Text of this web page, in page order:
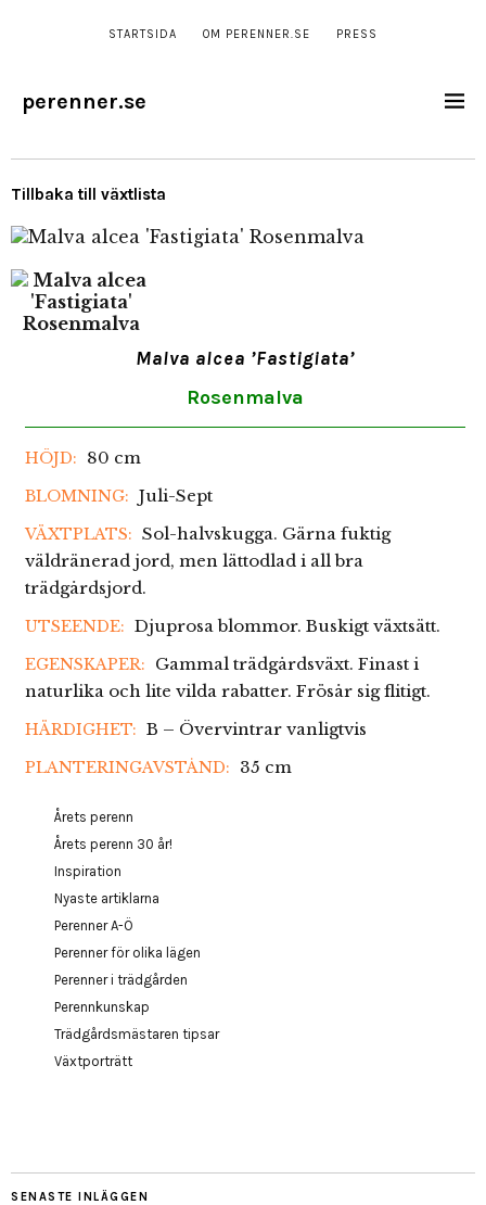
STARTSIDA OM PERENNER.SE PRESS
perenner.se
Tillbaka till växtlista
Malva alcea ’Fastigiata’
Rosenmalva
HÖJD: 80 cm
BLOMNING: Juli-Sept
VÄXTPLATS: Sol-halvskugga. Gärna fuktig
väldränerad jord, men lättodlad i all bra
trädgårdsjord.
UTSEENDE: Djuprosa blommor. Buskigt växtsätt.
EGENSKAPER:
Gammal trädgårdsväxt. Finast i
naturlika och lite vilda rabatter. Frösår sig flitigt.
HÄRDIGHET: B – Övervintrar vanligtvis
PLANTERINGAVSTÅND: 35 cm
Årets perenn
Årets perenn 30 år!
Inspiration
Nyaste artiklarna
Perenner A-Ö
Perenner för olika lägen
Perenner i trädgården
Perennkunskap
Trädgårdsmästaren tipsar
Växtporträtt
SENASTE INLÄGGEN